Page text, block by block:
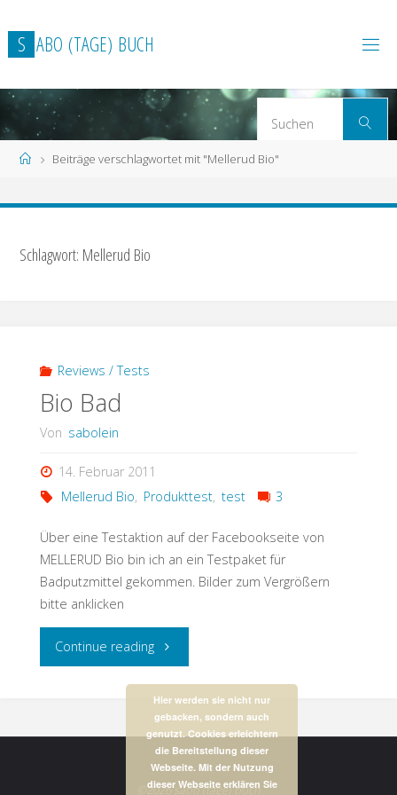
Inhalt
springen
S ABO (TAGE) BUCH
Suchen
StartBeiträge verschlagwortet mit "Mellerud Bio"
Schlagwort: Mellerud Bio
Reviews / Tests
Bio Bad
Von sabolein
14. Februar 2011
Mellerud Bio, Produkttest, test 3
Über eine Testaktion auf der Facebookseite von
MELLERUD Bio bin ich an ein Testpaket für
Badputzmittel gekommen. Bilder zum Vergrößern
bitte anklicken
Continue reading"Bio
Bad"
©2026 sabo (tage) buch
Hier werden sie nicht nur
gebacken, sondern auch
genutzt. Cookies erleichtern
die Bereitstellung dieser
Webseite. Mit der Nutzung
dieser Webseite erklären Sie